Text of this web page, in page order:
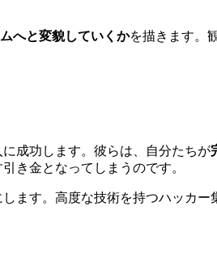
へと変貌していくかを描きます。
成功します。彼らは、自分たちが
き金となってしまうのです。
ます。高度な技術を持つハッカ